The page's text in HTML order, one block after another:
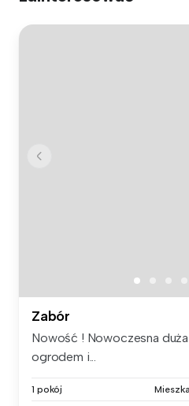
Zabór
Nowość ! Nowoczesna
ogrodem i...
1 pokój